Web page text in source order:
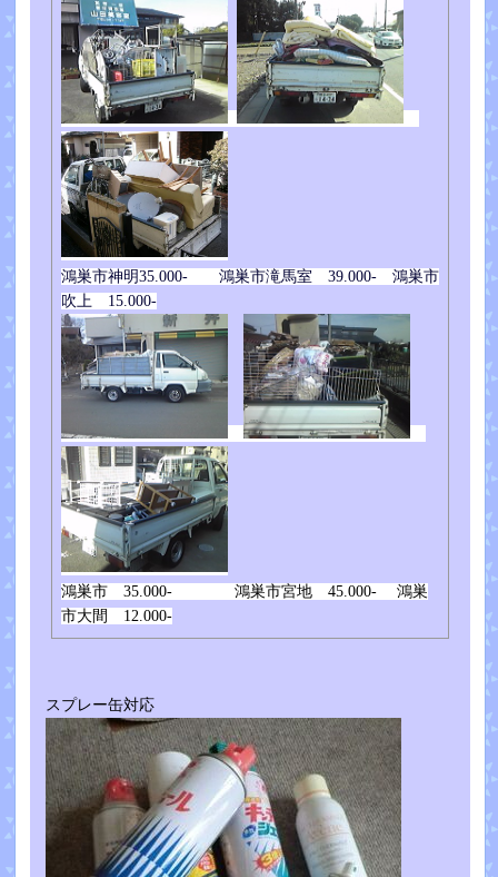
鴻巣市神明35.000- 鴻巣市滝馬室 39.000- 鴻巣市
吹上 15.000-
鴻巣市 35.000- 鴻巣市宮地 45.000- 鴻巣
市大間 12.000-
スプレー缶対応